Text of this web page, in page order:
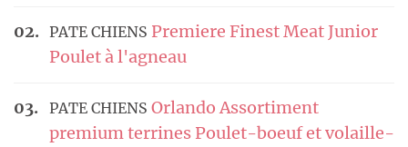
PATE CHIENS Premiere Finest Meat Junior
Poulet à l'agneau
PATE CHIENS Orlando Assortiment
premium terrines Poulet-boeuf et volaille-